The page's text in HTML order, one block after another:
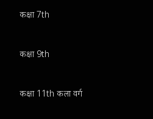
कक्षा 7th
कक्षा 9th
कक्षा 11th कला वर्ग